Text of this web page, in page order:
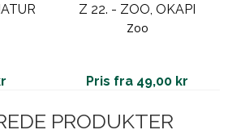
Z 22. - ZOO, OKAPI
Zoo
Pris fra 49,00 kr
PRODUKTER